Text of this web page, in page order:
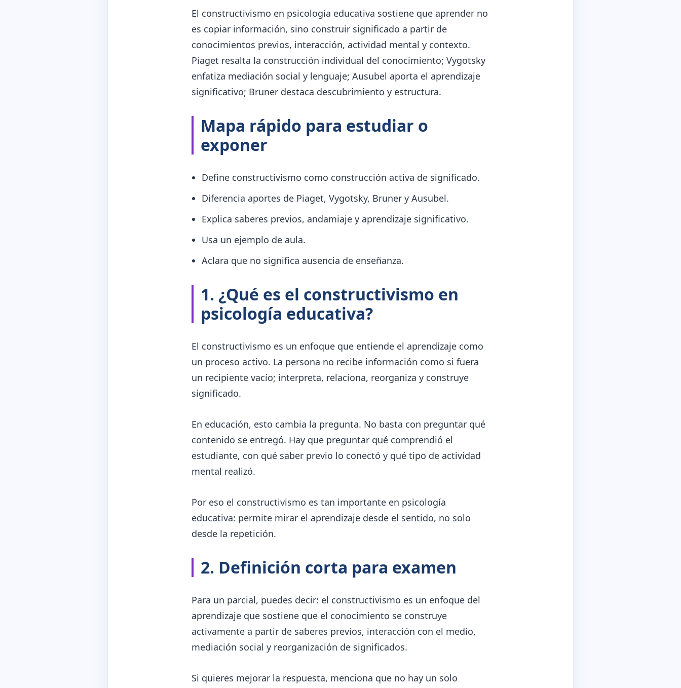
El constructivismo en psicología educativa sostiene que aprender no
es copiar información, sino construir significado a partir de
conocimientos previos, interacción, actividad mental y contexto.
Piaget resalta la construcción individual del conocimiento; Vygotsky
enfatiza mediación social y lenguaje; Ausubel aporta el aprendizaje
significativo; Bruner destaca descubrimiento y estructura.
Mapa rápido para estudiar o
exponer
Define constructivismo como construcción activa de significado.
Diferencia aportes de Piaget, Vygotsky, Bruner y Ausubel.
Explica saberes previos, andamiaje y aprendizaje significativo.
Usa un ejemplo de aula.
Aclara que no significa ausencia de enseñanza.
1. ¿Qué es el constructivismo en
psicología educativa?
El constructivismo es un enfoque que entiende el aprendizaje como
un proceso activo. La persona no recibe información como si fuera
un recipiente vacío; interpreta, relaciona, reorganiza y construye
significado.
En educación, esto cambia la pregunta. No basta con preguntar qué
contenido se entregó. Hay que preguntar qué comprendió el
estudiante, con qué saber previo lo conectó y qué tipo de actividad
mental realizó.
Por eso el constructivismo es tan importante en psicología
educativa: permite mirar el aprendizaje desde el sentido, no solo
desde la repetición.
2. Definición corta para examen
Para un parcial, puedes decir: el constructivismo es un enfoque del
aprendizaje que sostiene que el conocimiento se construye
activamente a partir de saberes previos, interacción con el medio,
mediación social y reorganización de significados.
Si quieres mejorar la respuesta, menciona que no hay un solo